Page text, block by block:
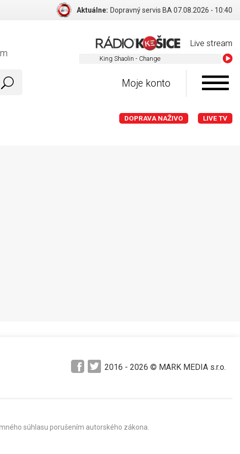
Aktuálne: Dopravný servis BA 07.08.2026 - 10:40
Live stream
King Shaolin - Change
Moje konto
DOPRAVA NAŽIVO LIVE TV
2016 - 2026 © MARK MEDIA s.r.o.
súhlasu porušením autorského zákona.